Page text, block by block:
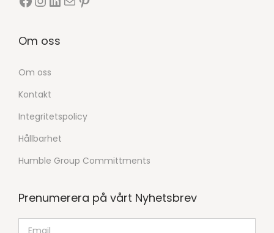
Om oss
Om oss
Kontakt
Integritetspolicy
Hållbarhet
Humble Group Committments
Prenumerera på vårt Nyhetsbrev